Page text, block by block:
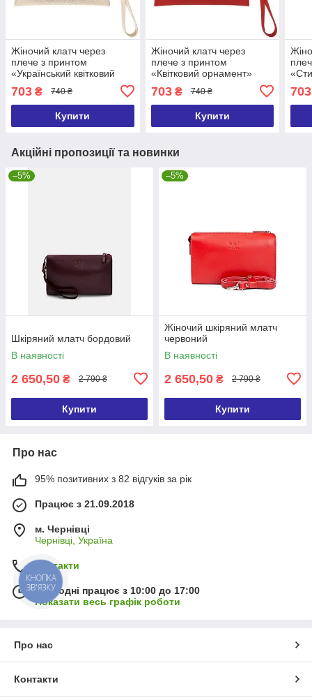
Жіночий клатч через
плече з принтом
«Український квітковий
ручки в комплекті
703 ₴ 740 ₴
Купити
Жіночий клатч через
плече з принтом
«Квітковий орнамент»
комплекті
703₴ 740 ₴
Купити
703
Акційні пропозиції та новинки
–5%
Шкіряний млатч бордовий
В наявності
2 650,50 ₴ 2 790 ₴
Купити
–5%
Жіночий шкіряний млатч
червоний
В наявності
2 650,50 ₴ 2 790 ₴
Купити
Про нас
95% позитивних з 82 відгуків за рік
Працює з 21.09.2018
м. Чернівці
Чернівці, Україна
Контакти
Сьогодні працює з 10:00 до 17:00
Показати весь графік роботи
Про нас
Контакти
КНОПКА
ЗВ'ЯЗКУ